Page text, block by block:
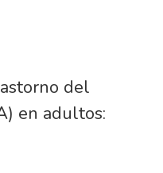
del
en adultos: